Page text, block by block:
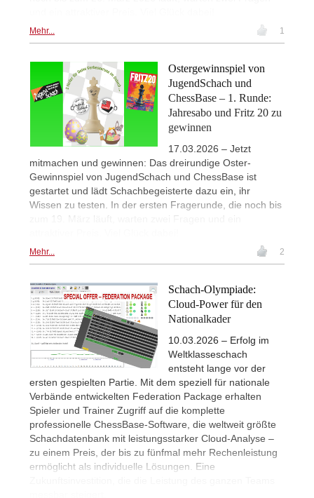
Mehr... 1
Ostergewinnspiel von
JugendSchach und
ChessBase – 1. Runde:
Jahresabo und Fritz 20 zu
gewinnen
17.03.2026 – Jetzt
mitmachen und gewinnen: Das dreirundige Oster-
Gewinnspiel von JugendSchach und ChessBase ist
gestartet und lädt Schachbegeisterte dazu ein, ihr
Wissen zu testen. In der ersten Fragerunde, die noch bis
zum 19. März läuft, warten zwei Fragen und ein
Mehr... 2
Schach-Olympiade:
Cloud-Power für den
Nationalkader
10.03.2026 – Erfolg im
Weltklasseschach
entsteht lange vor der
ersten gespielten Partie. Mit dem speziell für nationale
Verbände entwickelten Federation Package erhalten
Spieler und Trainer Zugriff auf die komplette
professionelle ChessBase-Software, die weltweit größte
Schachdatenbank mit leistungsstarker Cloud-Analyse –
zu einem Preis, der bis zu fünfmal mehr Rechenleistung
ermöglicht als individuelle Lösungen. Eine